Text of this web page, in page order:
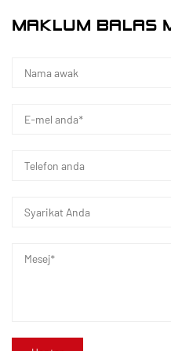
dengan kerjasama
moden, dan memasang 8
dan 8 untuk bahan
penggunaan plastik dan
produk dan pembangunan
MAKLUM BALAS